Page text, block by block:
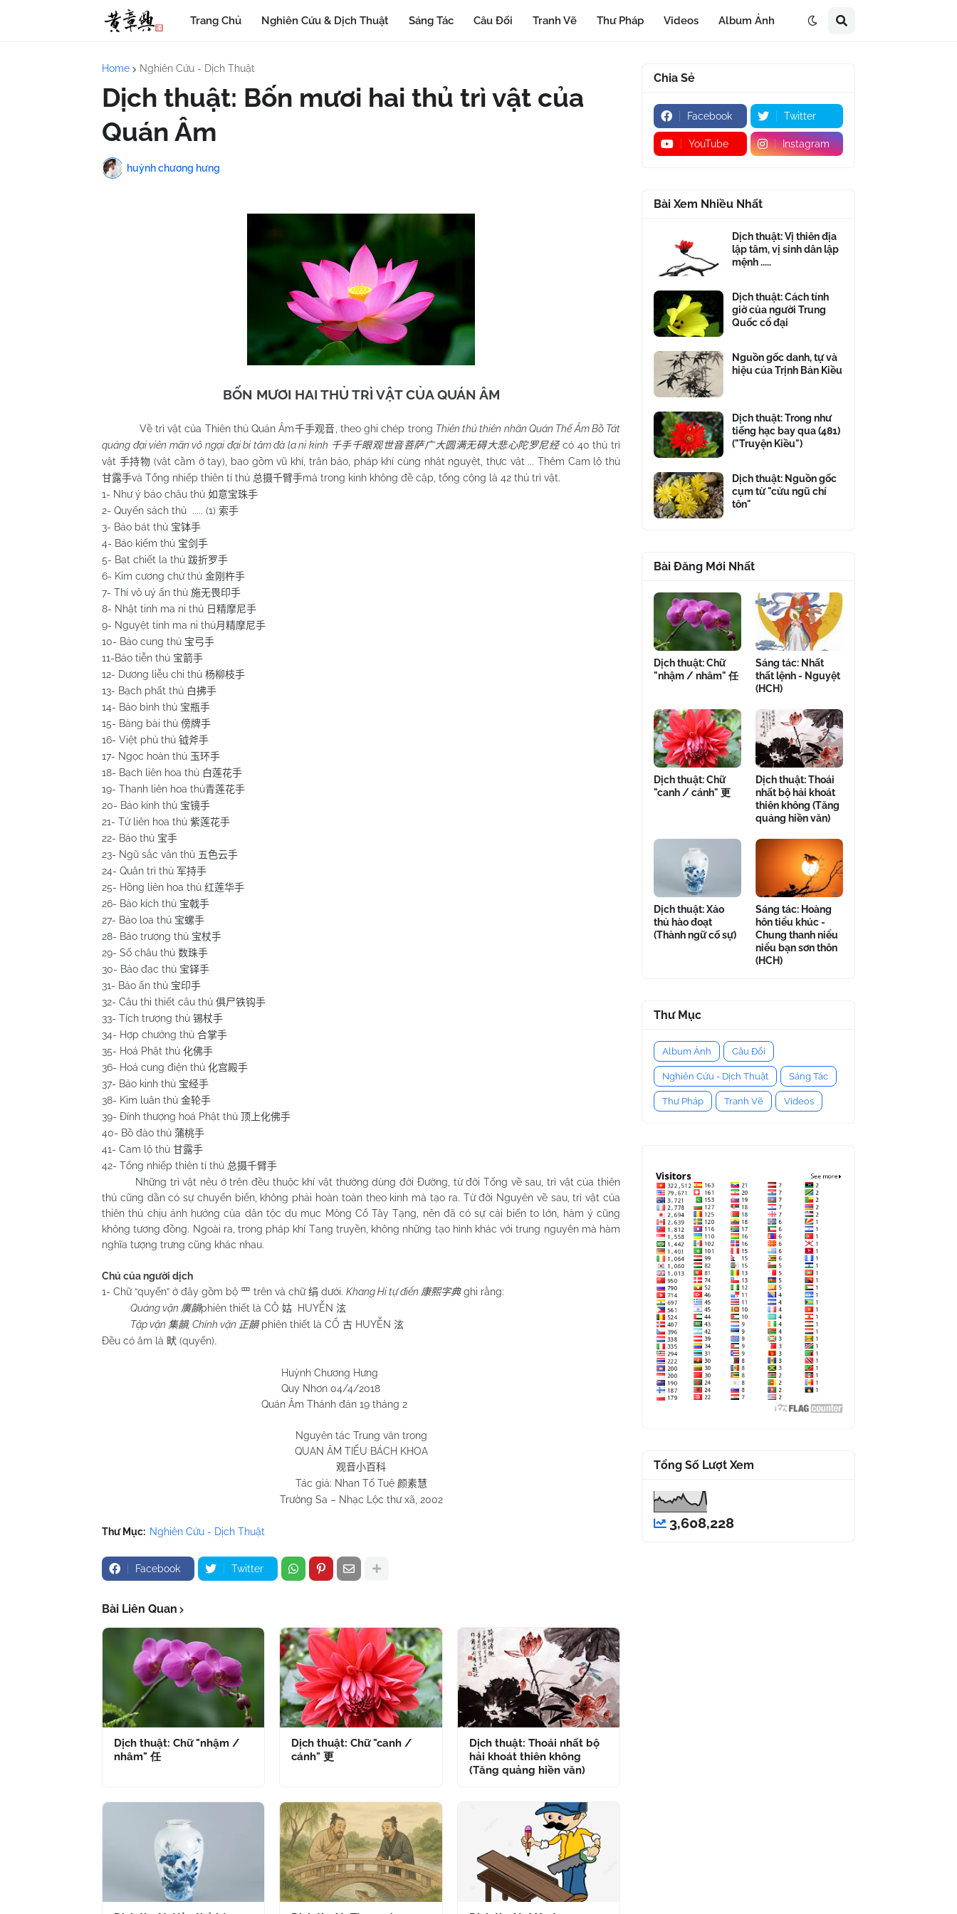
Trang Chủ Nghiên Cứu & Dịch Thuật Sáng Tác Câu Đối Tranh Vẽ Thư Pháp Videos Album Ảnh
Home Nghiên Cứu - Dịch Thuật
Dịch thuật: Bốn mươi hai thủ trì vật của
Quán Âm
huỳnh chương hưng
BỐN MƯƠI HAI THỦ TRÌ VẬT CỦA QUÁN ÂM
Về trì vật của Thiên thủ Quán Âm千手观音 , theo ghi chép trong Thiên thủ thiên nhãn Quán Thế Âm Bồ Tát
quảng đại viên mãn vô ngại đại bi tâm đà la ni kinh 千手千眼观世音菩萨广大圆满无碍大悲心陀罗尼经 có 40 thủ trì
vật 手持物 (vật cầm ở tay), bao gồm vũ khí, trân bảo, pháp khí cùng nhật nguyệt, thực vật ... Thêm Cam lộ thủ
甘露手và Tổng nhiếp thiên tí thủ 总摄千臂手mà trong kinh không đề cập, tổng cộng là 42 thủ trì vật.
1- Như ý bảo châu thủ 如意宝珠手
2- Quyến sách thủ ..... (1) 索手
3- Bảo bát thủ 宝钵手
4- Bảo kiếm thủ 宝剑手
5- Bạt chiết la thủ 跋折罗手
6- Kim cương chử thủ 金刚杵手
7- Thí vô uý ấn thủ 施无畏印手
8- Nhật tinh ma ni thủ 日精摩尼手
9- Nguyệt tinh ma ni thủ月精摩尼手
10- Bảo cung thủ 宝弓手
11-Bảo tiễn thủ 宝箭手
12- Dương liễu chi thủ 杨柳枝手
13- Bạch phất thủ 白拂手
14- Bảo bình thủ 宝瓶手
15- Bàng bài thủ 傍牌手
16- Việt phủ thủ 钺斧手
17- Ngọc hoàn thủ 玉环手
18- Bạch liên hoa thủ 白莲花手
19- Thanh liên hoa thủ青莲花手
20- Bảo kính thủ 宝镜手
21- Tử liên hoa thủ 紫莲花手
22- Bảo thủ 宝手
23- Ngũ sắc vân thủ 五色云手
24- Quân trì thủ 军持手
25- Hồng liên hoa thủ 红莲华手
26- Bảo kích thủ 宝戟手
27- Bảo loa thủ 宝螺手
28- Bảo trượng thủ 宝杖手
29- Số châu thủ 数珠手
30- Bảo đạc thủ 宝铎手
31- Bảo ấn thủ 宝印手
32- Câu thi thiết câu thủ 俱尸铁钩手
33- Tích trượng thủ 锡杖手
34- Hợp chưởng thủ 合掌手
35- Hoá Phật thủ 化佛手
36- Hoá cung điện thủ 化宫殿手
37- Bảo kinh thủ 宝经手
38- Kim luân thủ 金轮手
39- Đính thượng hoá Phật thủ 顶上化佛手
40- Bồ đào thủ 蒲桃手
41- Cam lộ thủ 甘露手
42- Tổng nhiếp thiên tí thủ 总摄千臂手
Những trì vật nêu ở trên đều thuộc khí vật thường dùng đời Đường, từ đời Tống về sau, trì vật của thiên
thủ cũng dần có sự chuyển biến, không phải hoàn toàn theo kinh mà tạo ra. Từ đời Nguyên về sau, trì vật của
thiên thủ chịu ảnh hưởng của dân tộc du mục Mông Cổ Tây Tạng, nên đã có sự cải biến to lớn, hàm ý cũng
không tương đồng. Ngoài ra, trong pháp khí Tạng truyền, không những tạo hình khác với trung nguyên mà hàm
nghĩa tượng trưng cũng khác nhau.
Chú của người dịch
1- Chữ “quyến” ở đây gồm bộ 罒 trên và chữ 绢 dưới. Khang Hi tự điển 康熙字典ghi rằng:
Quảng vận 廣韻phiên thiết là CÔ 姑 HUYỄN 泫
Tập vận 集韻, Chính vận 正韻phiên thiết là CỔ 古 HUYỄN 泫
Đều có âm là 畎 (quyến).
Huỳnh Chương Hưng
Quy Nhơn 04/4/2018
Quán Âm Thánh đản 19 tháng 2
Nguyên tác Trung văn trong
QUAN ÂM TIỂU BÁCH KHOA
观音小百科
Tác giả: Nhan Tố Tuệ 颜素慧
Trường Sa – Nhạc Lộc thư xã, 2002
Thư Mục: Nghiên Cứu - Dịch Thuật
Facebook Twitter
Bài Liên Quan
Dịch thuật: Chữ "nhậm /
nhâm" 任
Dịch thuật: Chữ "canh /
cánh" 更
Dịch thuật: Thoái nhất bộ
hải khoát thiên không
(Tăng quảng hiền văn)
Chia Sẻ
Facebook Twitter
YouTube Instagram
Bài Xem Nhiều Nhất
Dịch thuật: Vị thiên địa
lập tâm, vị sinh dân lập
mệnh .....
Dịch thuật: Cách tính
giờ của người Trung
Quốc cổ đại
Nguồn gốc danh, tự và
hiệu của Trịnh Bản Kiều
Dịch thuật: Trong như
tiếng hạc bay qua (481)
("Truyện Kiều")
Dịch thuật: Nguồn gốc
cụm từ "cửu ngũ chí
tôn"
Bài Đăng Mới Nhất
Dịch thuật: Chữ
"nhậm / nhâm" 任
Sáng tác: Nhất
thất lệnh - Nguyệt
(HCH)
Dịch thuật: Chữ
"canh / cánh" 更
Dịch thuật: Thoái
nhất bộ hải khoát
thiên không (Tăng
quảng hiền văn)
Dịch thuật: Xảo
thủ hào đoạt
(Thành ngữ cố sự)
Sáng tác: Hoàng
hôn tiểu khúc -
Chung thanh niểu
niểu bạn sơn thôn
(HCH)
Thư Mục
Album Ảnh Câu Đối
Nghiên Cứu - Dịch Thuật Sáng Tác
Thư Pháp Tranh Vẽ Videos
Tổng Số Lượt Xem
3,608,228